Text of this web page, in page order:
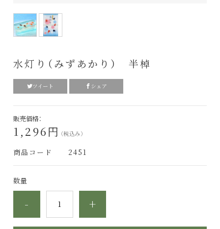
水灯り（みずあかり） 半棹
ツイート シェア
販売価格：
1,296円 （税込み）
商品コード 2451
数量
- +